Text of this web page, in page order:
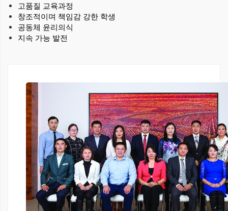
고품질 교육과정
창조적이며 책임감 강한 학생
공동체 윤리의식
지속 가능 발전